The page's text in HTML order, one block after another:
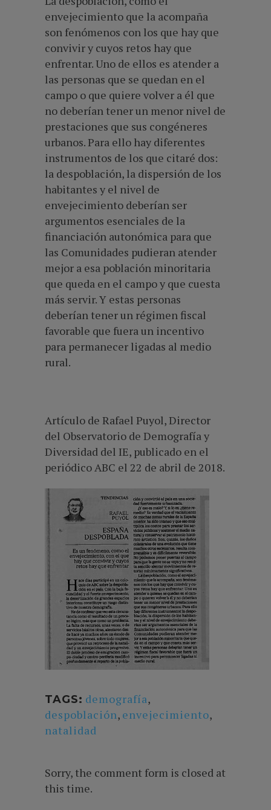
envejecimiento que la acompaña
son fenómenos con los que hay que
convivir y cuyos retos hay que
enfrentar. Uno de ellos es atender a
las personas que se quedan en el
campo o que quiere volver a él que
no deberían tener un menor nivel de
prestaciones que sus congéneres
urbanos. Para ello hay diferentes
instrumentos de los que citaré dos:
la despoblación, la dispersión de los
habitantes y el nivel de
envejecimiento deberían ser
argumentos esenciales de la
financiación autonómica para que
las Comunidades pudieran atender
mejor a esa población minoritaria
que queda en el campo y que cuesta
más servir. Y estas personas
deberían tener un régimen fiscal
favorable que fuera un incentivo
para permanecer ligadas al medio
rural.
Artículo de Rafael Puyol, Director
del Observatorio de Demografía y
Diversidad del IE, publicado en el
periódico ABC el 22 de abril de 2018.
TAGS: demografía,
despoblación, envejecimiento,
natalidad
Sorry, the comment form is closed at
this time.